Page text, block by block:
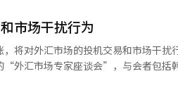
并削减预算的时候。面对学龄人口急
然是必要的，如果财政压力加大，最
历新冠疫情的世代学习和社会性损失
的教师权威，创造安全的教育活动环
一个擅长说唱的人。在五个月的时间
奏把握，都是和老师一起做的，随着
流露出来时，我感到很高兴。因为
九）三位演员接近舞台的方式各不相
们留下了深刻的印象。朴志贤回忆起
迎来主导物理AI时代的重要时刻。”
系统。” 他进一步表示：“未来的通用
为此，获取能够替代和补充现实数据
包括Mind AI、Holiday Robotics、
尔大学、韩国信息通信技术协会等
SDN的网络，确认了其稳定的质量。 现场应对
△在比赛前后24小时内，过天网络监
国人民的期盼汇聚的光华门广场应援
以在流量密集的环境中不断改善用
市场干扰行为
汇市场的投机交易和市场干扰行为进行现场
“外汇市场专家座谈会”，与会者包括
产总值（GDP）初步数